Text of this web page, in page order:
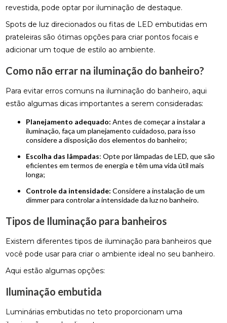
revestida, pode optar por iluminação de destaque.
Spots de luz direcionados ou fitas de LED embutidas em
prateleiras são ótimas opções para criar pontos focais e
adicionar um toque de estilo ao ambiente.
Como não errar na iluminação do banheiro?
Para evitar erros comuns na iluminação do banheiro, aqui
estão algumas dicas importantes a serem consideradas:
Planejamento adequado: Antes de começar a instalar a
iluminação, faça um planejamento cuidadoso, para isso
considere a disposição dos elementos do banheiro;
Escolha das lâmpadas: Opte por lâmpadas de LED, que são
eficientes em termos de energia e têm uma vida útil mais
longa;
Controle da intensidade: Considere a instalação de um
dimmer para controlar a intensidade da luz no banheiro.
Tipos de Iluminação para banheiros
Existem diferentes tipos de iluminação para banheiros que
você pode usar para criar o ambiente ideal no seu banheiro.
Aqui estão algumas opções:
Iluminação embutida
Luminárias embutidas no teto proporcionam uma